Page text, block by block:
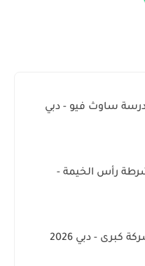
ساوث فيو - دبي
رأس الخيمة -
مطلوب مساعد محاسب في شركة كبرى - دبي 2026